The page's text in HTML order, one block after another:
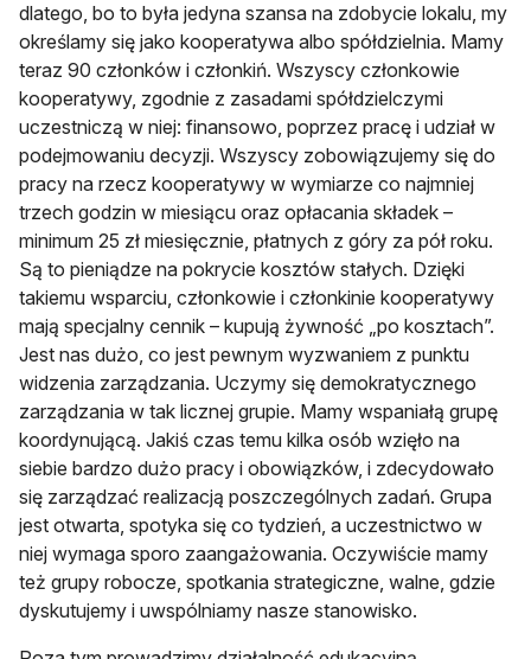
dlatego, bo to była jedyna szansa na zdobycie lokalu, my
określamy się jako kooperatywa albo spółdzielnia. Mamy
teraz 90 członków i członkiń. Wszyscy członkowie
kooperatywy, zgodnie z zasadami spółdzielczymi
uczestniczą w niej: finansowo, poprzez pracę i udział w
podejmowaniu decyzji. Wszyscy zobowiązujemy się do
pracy na rzecz kooperatywy w wymiarze co najmniej
trzech godzin w miesiącu oraz opłacania składek –
minimum 25 zł miesięcznie, płatnych z góry za pół roku.
Są to pieniądze na pokrycie kosztów stałych. Dzięki
takiemu wsparciu, członkowie i członkinie kooperatywy
mają specjalny cennik – kupują żywność „po kosztach”.
Jest nas dużo, co jest pewnym wyzwaniem z punktu
widzenia zarządzania. Uczymy się demokratycznego
zarządzania w tak licznej grupie. Mamy wspaniałą grupę
koordynującą. Jakiś czas temu kilka osób wzięło na
siebie bardzo dużo pracy i obowiązków, i zdecydowało
się zarządzać realizacją poszczególnych zadań. Grupa
jest otwarta, spotyka się co tydzień, a uczestnictwo w
niej wymaga sporo zaangażowania. Oczywiście mamy
też grupy robocze, spotkania strategiczne, walne, gdzie
dyskutujemy i uwspólniamy nasze stanowisko.